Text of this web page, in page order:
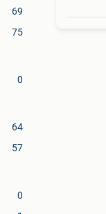
69
75
0
64
57
0